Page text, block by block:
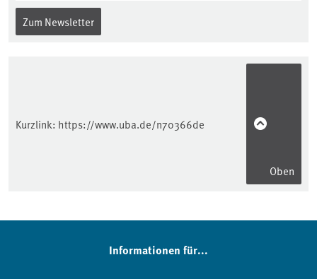
Zum Newsletter
Kurzlink: https://www.uba.de/n70366de
Oben
Informationen für...